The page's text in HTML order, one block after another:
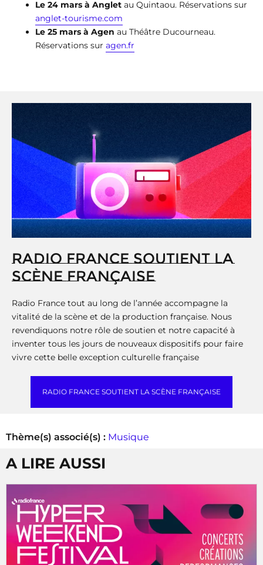
Le 24 mars à Anglet au Quintaou. Réservations sur
anglet-tourisme.com
Le 25 mars à Agen au Théâtre Ducourneau.
Réservations sur agen.fr
RADIO FRANCE SOUTIENT LA
SCÈNE FRANÇAISE
Radio France tout au long de l’année accompagne la
vitalité de la scène et de la production française. Nous
revendiquons notre rôle de soutien et notre capacité à
inventer tous les jours de nouveaux dispositifs pour faire
vivre cette belle exception culturelle française
RADIO FRANCE SOUTIENT LA SCÈNE FRANÇAISE
Thème(s) associé(s) : Musique
A LIRE AUSSI